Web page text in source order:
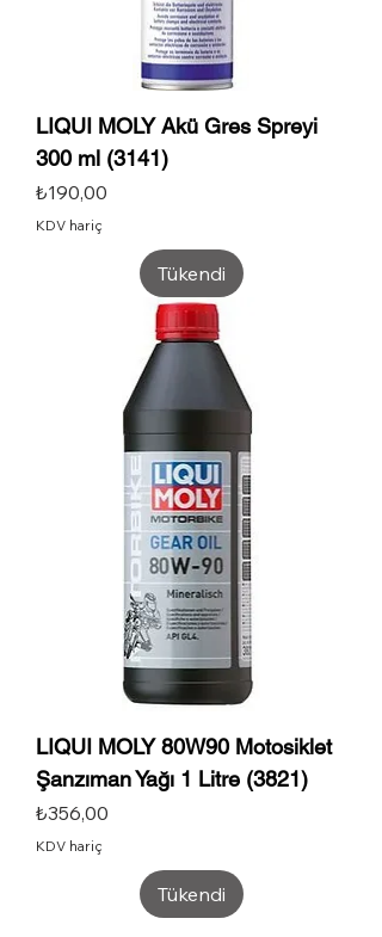
LIQUI MOLY Akü Gres Spreyi
300 ml (3141)
Fiyat
₺190,00
KDV hariç
Tükendi
LIQUI MOLY 80W90 Motosiklet
Şanzıman Yağı 1 Litre (3821)
Fiyat
₺356,00
KDV hariç
Tükendi